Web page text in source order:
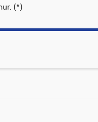
(*)